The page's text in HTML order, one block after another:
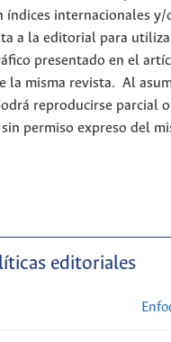
internacionales y/
a la editorial para
presentado en el
la misma revista. Al
reproducirse parcial
permiso expreso del
editoriales